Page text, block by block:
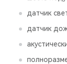
датчик
датчик